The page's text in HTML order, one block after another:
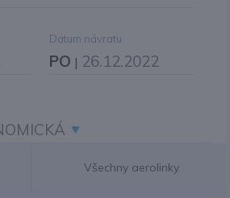
Datum návratu
PO | 26.12.2022
Všechny aerolinky